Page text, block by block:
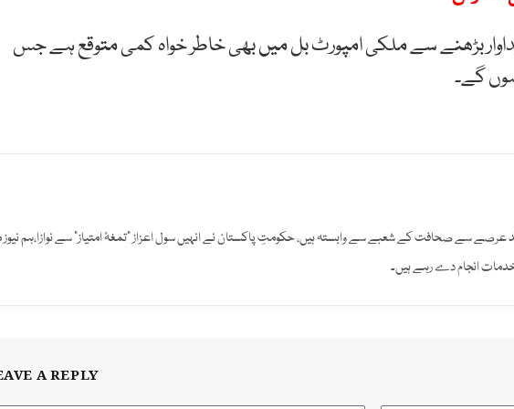
بڑھنے سے ملکی امپورٹ بل میں بھی خاطر خواہ کمی متوقع ہے جس
گے۔
سال سے زائد عرصے سے صحافت کے شعبے سے وابستہ ہیں، حکومتِ پاکستان نے انہیں سول اعزاز "تمغۂ امتیاز" سے نوازا،ہم
خدمات انجام دے رہے ہیں۔
A REPLY